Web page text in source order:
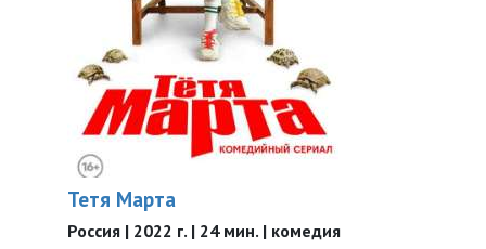
Тетя Марта
Россия | 2022 г. | 24 мин. | комедия